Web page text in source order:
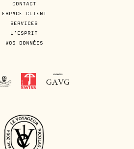
CONTACT
ESPACE CLIENT
SERVICES
L'ESPRIT
VOS DONNÉES